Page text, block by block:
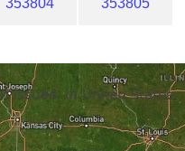
353804 353805